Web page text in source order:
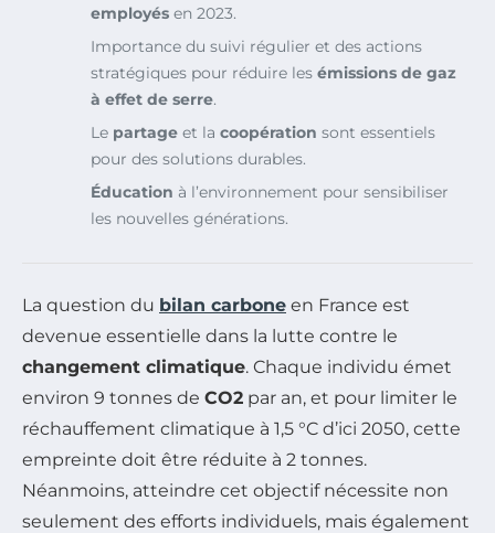
employés en 2023.
Importance du suivi régulier et des actions
stratégiques pour réduire les émissions de gaz
à effet de serre.
Le partage et la coopération sont essentiels
pour des solutions durables.
Éducation à l’environnement pour sensibiliser
les nouvelles générations.
La question du bilan carbone en France est
devenue essentielle dans la lutte contre le
changement climatique. Chaque individu émet
environ 9 tonnes de CO2 par an, et pour limiter le
réchauffement climatique à 1,5 °C d’ici 2050, cette
empreinte doit être réduite à 2 tonnes.
Néanmoins, atteindre cet objectif nécessite non
seulement des efforts individuels, mais également